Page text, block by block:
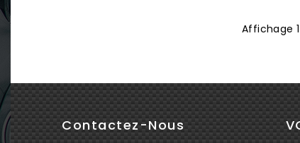
Affichage
Contactez-Nous